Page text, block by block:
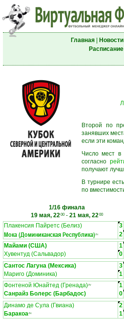
Главная| Новости|
Расписание|
Второй по
занявших
если эти
Число мест в
согласно
получают
В турнире
по
1/16 финала
19 мая, 2200- 21 мая, 2200
Плакенсия Пайретс (Белиз)
3
Мока (Доминиканская Республика)ЛЧ 2
Майами (США)
1
Хувентуд (Сальвадор)
0
Сантос Лагуна (Мексика) 3
Мариго (Доминика)
1
Фонтеной Юнайтед (Гренада)ЛЧ 1
Санрайз Болерс (Барбадос)
0
Динамо де Сула (Гвиана) 2
БаракоаЛЧ 1